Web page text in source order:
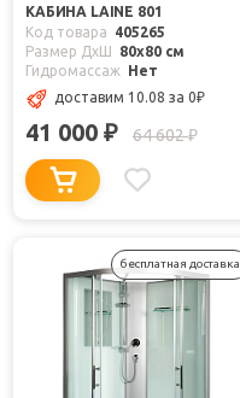
КАБИНА LAINE 801
Код товара
405265
Размер ДхШ
80x80 см
Гидромассаж
Нет
доставим 10.08 за 0₽
41 000 ₽ 64 602₽
бесплатная доставка